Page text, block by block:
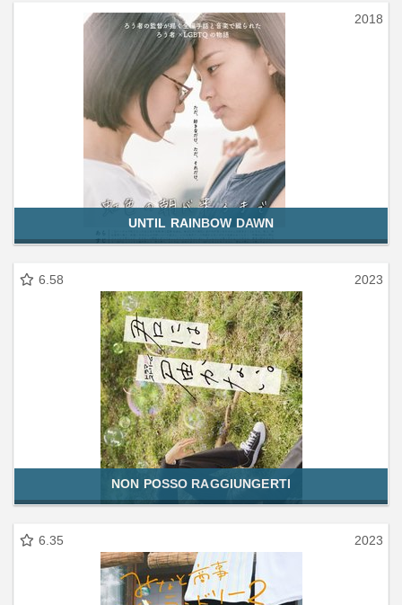
2018
UNTIL RAINBOW DAWN
6.58 2023
NON POSSO RAGGIUNGERTI
6.35 2023